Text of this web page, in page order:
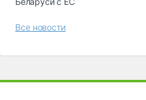
Все новости